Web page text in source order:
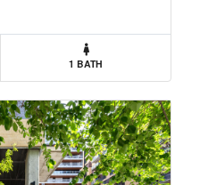
1 BATH